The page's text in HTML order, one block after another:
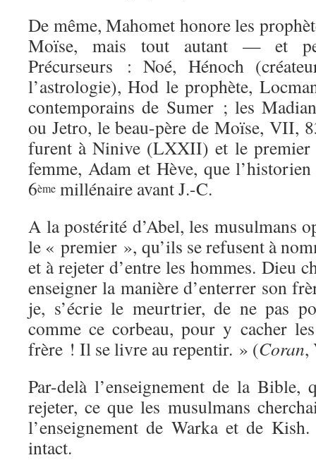
De même, Mahomet honore les
Moïse, mais tout autant — et
Précurseurs : Noé, Hénoch
l’astrologie), Hod le prophète,
contemporains de Sumer ; les
ou Jetro, le beau-père de Moïse, VII,
furent à Ninive (LXXII) et le premier
femme, Adam et Hève, que
6ème millénaire avant J.-C.
A la postérité d’Abel, les musulmans
le « premier », qu’ils se refusent à
et à rejeter d’entre les hommes. Dieu
enseigner la manière d’enterrer son
je, s’écrie le meurtrier, de ne pas
comme ce corbeau, pour y cacher
frère ! Il se livre au repentir. » (Coran,
Par-delà l’enseignement de la Bible,
rejeter, ce que les musulmans
l’enseignement de Warka et de
intact.